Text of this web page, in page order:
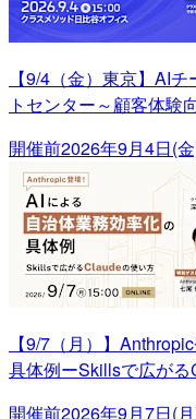
【9/4（金）東京】AI
トセンター～顧客体験
開催前2026年9月4日(
【9/7（月）】
具体例ーSkillsで広が
開催前2026年9月7日(